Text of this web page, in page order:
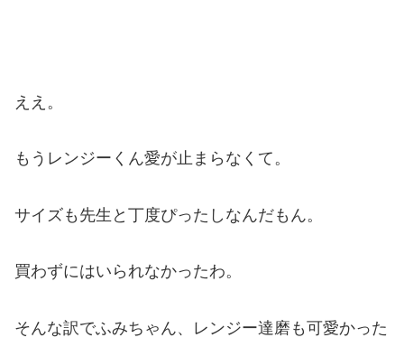
ええ。
もうレンジーくん愛が止まらなくて。
サイズも先生と丁度ぴったしなんだもん。
買わずにはいられなかったわ。
そんな訳でふみちゃん、レンジー達磨も可愛かった